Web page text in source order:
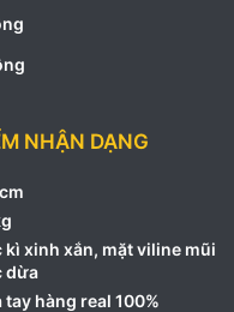
NHẬN DẠNG
kì xinh xắn, mặt viline mũi
dừa
tay hàng real 100%